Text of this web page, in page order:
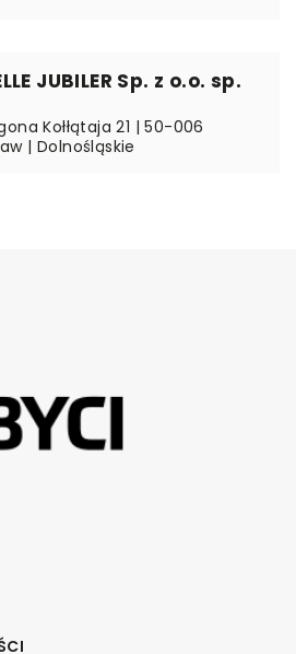
JUBILER Sp. z o.o. sp.
Kołłątaja 21 | 50-006
| Dolnośląskie